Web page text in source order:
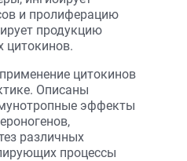
и пролиферацию
продукцию
цитокинов.
цитокинов
Описаны
эффекты
различных
процессы